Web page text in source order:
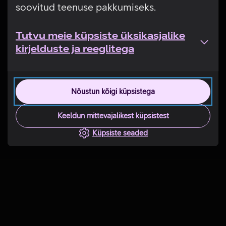
soovitud teenuse pakkumiseks.
Tutvu meie küpsiste üksikasjalike
kirjelduste ja reeglitega
Nõustun kõigi küpsistega
Keeldun mittevajalikest küpsistest
Küpsiste seaded